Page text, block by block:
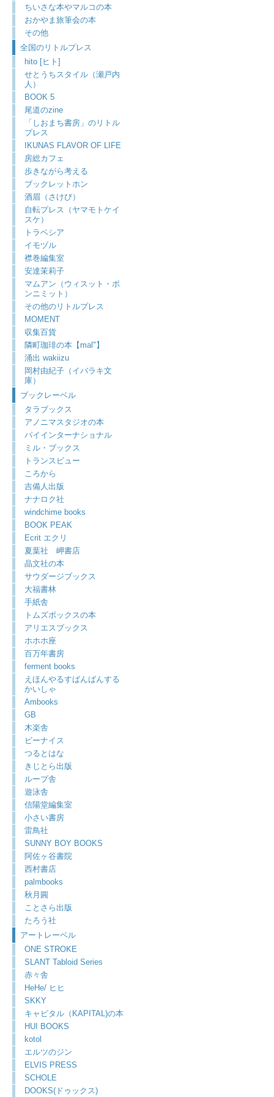
ちいさな本やマルコの本
おかやま旅筆会の本
その他
全国のリトルプレス
hito [ヒト]
せとうちスタイル（瀬戸内
人）
BOOK 5
尾道のzine
「しおまち書房」のリトル
プレス
IKUNAS FLAVOR OF LIFE
房総カフェ
歩きながら考える
ブックレットホン
酒眉（さけび）
自転プレス（ヤマモトケイ
スケ）
トラベシア
イモヅル
襟巻編集室
安達茉莉子
マムアン（ウィスット・ポ
ンニミット）
その他のリトルプレス
MOMENT
収集百貨
隣町珈琲の本【mal"】
涌出 wakiizu
岡村由紀子（イバラキ文
庫）
ブックレーベル
タラブックス
アノニマスタジオの本
パイインターナショナル
ミル・ブックス
トランスビュー
ころから
吉備人出版
ナナロク社
windchime books
BOOK PEAK
Ecrit エクリ
夏葉社 岬書店
晶文社の本
サウダージブックス
大福書林
手紙舎
トムズボックスの本
アリエスブックス
ホホホ座
百万年書房
ferment books
えほんやるすばんばんする
かいしゃ
Ambooks
GB
木楽舎
ビーナイス
つるとはな
きじとら出版
ループ舎
遊泳舎
信陽堂編集室
小さい書房
雷鳥社
SUNNY BOY BOOKS
阿佐ヶ谷書院
西村書店
palmbooks
秋月圓
ことさら出版
たろう社
アートレーベル
ONE STROKE
SLANT Tabloid Series
赤々舎
HeHe/ ヒヒ
SKKY
キャピタル（KAPITAL)の本
HUI BOOKS
kotol
エルツのジン
ELVIS PRESS
SCHOLE
DOOKS(ドゥックス)